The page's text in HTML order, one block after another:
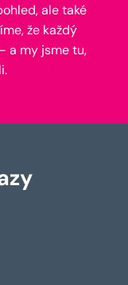
ale také
že každý
a my jsme tu,